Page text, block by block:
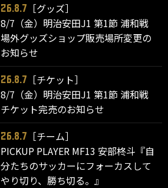
26.8.7
［グッズ］
8/7（金）明治安田J1 第1節 浦和戦
場外グッズショップ販売場所変更の
お知らせ
26.8.7
［チケット］
8/7（金）明治安田J1 第1節 浦和戦
チケット完売のお知らせ
26.8.7
［チーム］
PICKUP PLAYER MF13 安部柊斗『自
分たちのサッカーにフォーカスして
やり切り、勝ち切る。』